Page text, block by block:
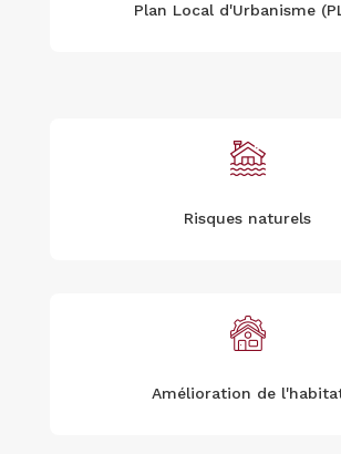
Plan Local d'Urbanisme
Risques naturels
Amélioration de